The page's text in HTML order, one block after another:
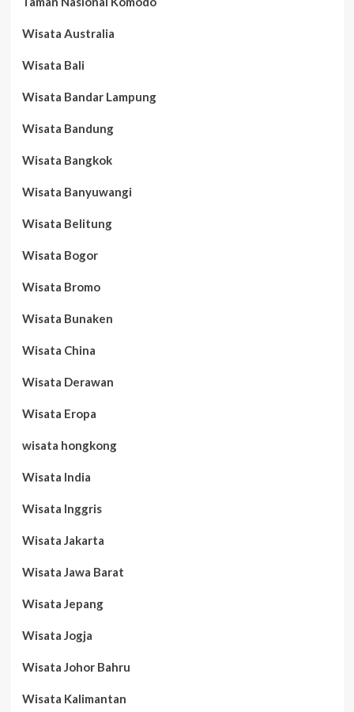
Wisata Australia
Wisata Bali
Wisata Bandar Lampung
Wisata Bandung
Wisata Bangkok
Wisata Banyuwangi
Wisata Belitung
Wisata Bogor
Wisata Bromo
Wisata Bunaken
Wisata China
Wisata Derawan
Wisata Eropa
wisata hongkong
Wisata India
Wisata Inggris
Wisata Jakarta
Wisata Jawa Barat
Wisata Jepang
Wisata Jogja
Wisata Johor Bahru
Wisata Kalimantan